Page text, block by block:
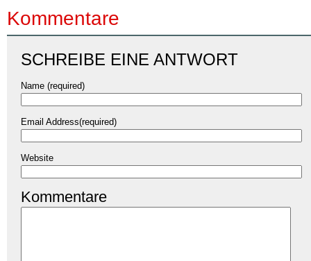
Kommentare
SCHREIBE EINE ANTWORT
Name (required)
Email Address(required)
Website
Kommentare